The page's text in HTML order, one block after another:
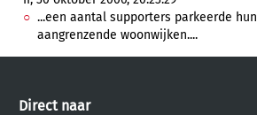
...een aantal supporters parkeerde hun
aangrenzende woonwijken....
Direct naar